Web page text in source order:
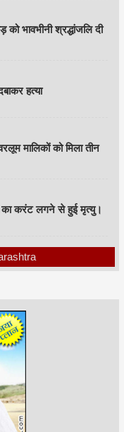
भावभीनी श्रद्धांजलि दी
हत्या
मालिकों को मिला तीन
का करंट लगने से हुई मृत्यु।